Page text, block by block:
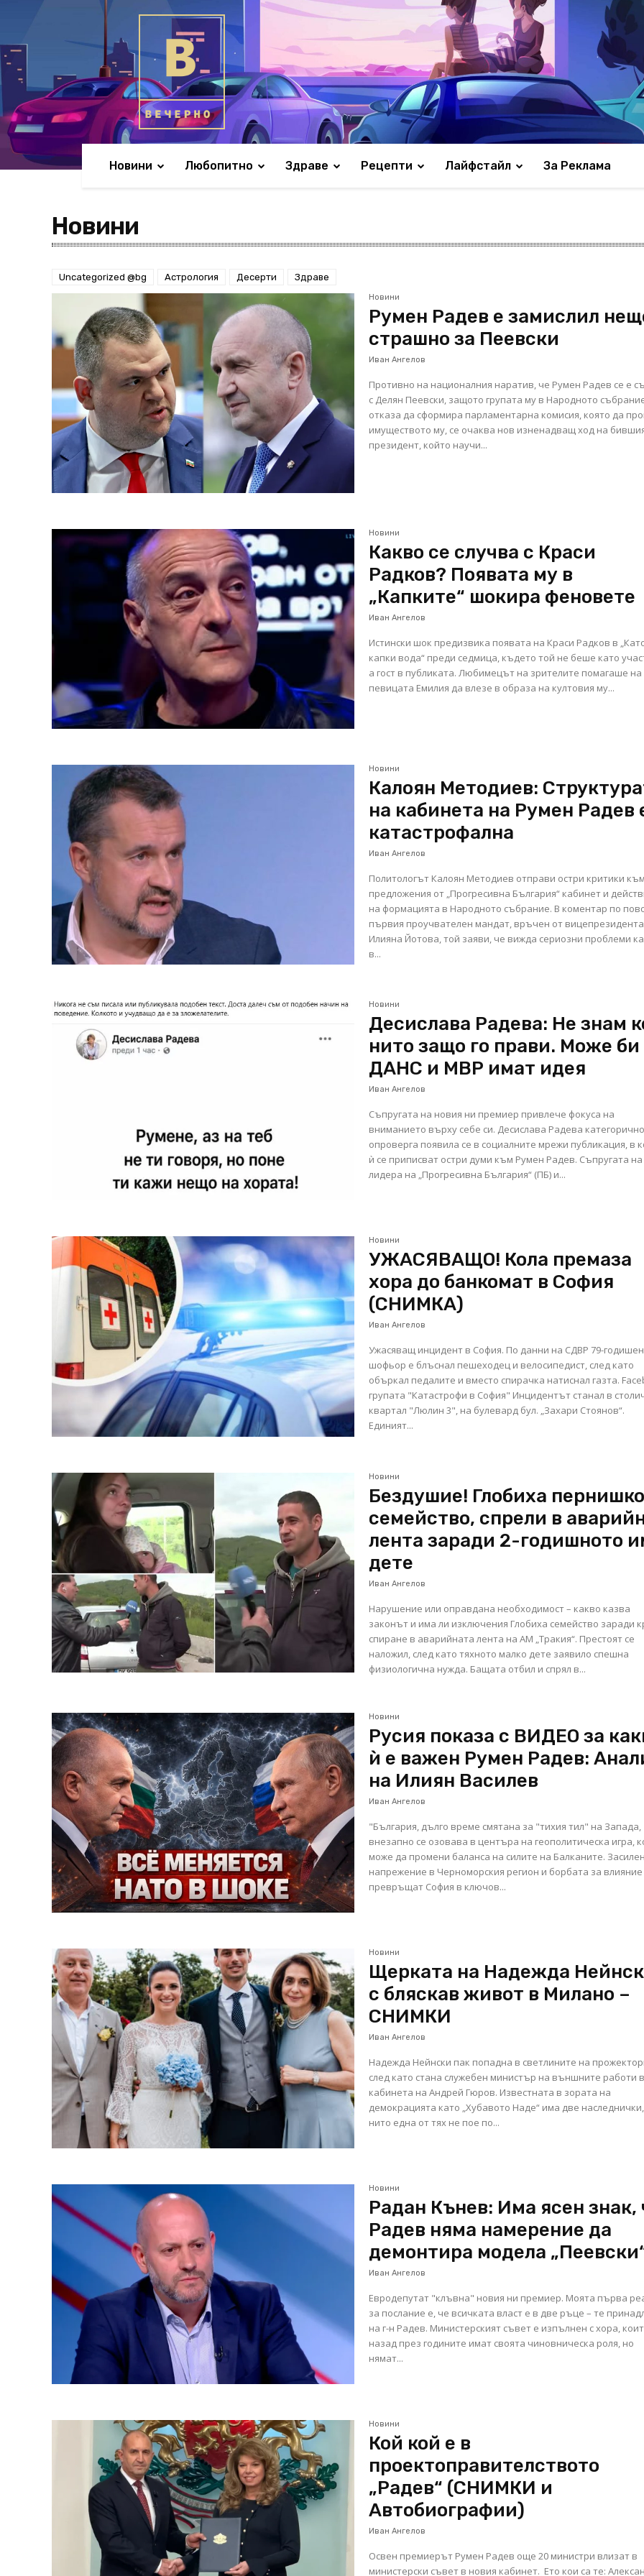
Новини Любопитно Здраве Рецепти Лайфстайл За Реклама
Новини
Uncategorized @bg Астрология Десерти Здраве
Новини
Румен Радев е замислил
страшно за Пеевски
Иван Ангелов
Противно на националния наратив, че Румен Радев се е
с Делян Пеевски, защото групата му в Народното
отказа да сформира парламентарна комисия, която да
имуществото му, се очаква нов изненадващ ход на
президент, който научи...
Новини
Какво се случва с Краси
Радков? Появата му в
„Капките“ шокира феновете
Иван Ангелов
Истински шок предизвика появата на Краси Радков в
капки вода“ преди седмица, където той не беше като
а гост в публиката. Любимецът на зрителите помагаше на
певицата Емилия да влезе в образа на култовия му...
Новини
Калоян Методиев:
на кабинета на Румен Радев
катастрофална
Иван Ангелов
Политологът Калоян Методиев отправи остри критики към
предложения от „Прогресивна България“ кабинет и
на формацията в Народното събрание. В коментар по
първия проучвателен мандат, връчен от вицепрезидента
Илияна Йотова, той заяви, че вижда сериозни проблеми
в...
Новини
Десислава Радева: Не знам
нито защо го прави. Може би
ДАНС и МВР имат идея
Иван Ангелов
Съпругата на новия ни премиер привлече фокуса на
вниманието върху себе си. Десислава Радева категорично
опроверга появила се в социалните мрежи публикация, в
ѝ се приписват остри думи към Румен Радев. Съпругата на
лидера на „Прогресивна България“ (ПБ) и...
Новини
УЖАСЯВАЩО! Кола премаза
хора до банкомат в София
(СНИМКА)
Иван Ангелов
Ужасяващ инцидент в София. По данни на СДВР 79-годишен
шофьор е блъснал пешеходец и велосипедист, след като
объркал педалите и вместо спирачка натиснал газта. Facebook
групата "Катастрофи в София" Инцидентът станал в столичния
квартал "Люлин 3", на булевард бул. „Захари Стоянов“.
Единият...
Новини
Бездушие! Глобиха пернишко
семейство, спрели в
лента заради 2-годишното
дете
Иван Ангелов
Нарушение или оправдана необходимост – какво казва
законът и има ли изключения Глобиха семейство заради кратко
спиране в аварийната лента на АМ „Тракия“. Престоят се
наложил, след като тяхното малко дете заявило спешна
физиологична нужда. Бащата отбил и спрял в...
Новини
Русия показа с ВИДЕО за
ѝ е важен Румен Радев:
на Илиян Василев
Иван Ангелов
"България, дълго време смятана за "тихия тил" на Запада,
внезапно се озовава в центъра на геополитическа игра,
може да промени баланса на силите на Балканите.
напрежение в Черноморския регион и борбата за влияние
превръщат София в ключов...
Новини
Щерката на Надежда
с бляскав живот в Милано –
СНИМКИ
Иван Ангелов
Надежда Нейнски пак попадна в светлините на
след като стана служебен министър на външните работи в
кабинета на Андрей Гюров. Известната в зората на
демокрацията като „Хубавото Наде“ има две
нито една от тях не пое по...
Новини
Радан Кънев: Има ясен знак,
Радев няма намерение да
демонтира модела
Иван Ангелов
Евродепутат "клъвна" новия ни премиер. Моята първа реакция
за послание е, че всичката власт е в две ръце – те
на г-н Радев. Министерският съвет е изпълнен с хора,
назад през годините имат своята чиновническа роля, но
нямат...
Новини
Кой кой е в
проектоправителството
„Радев“ (СНИМКИ и
Автобиографии)
Иван Ангелов
Освен премиерът Румен Радев още 20 министри влизат в
министерски съвет в новия кабинет. Ето кои са те: Александър